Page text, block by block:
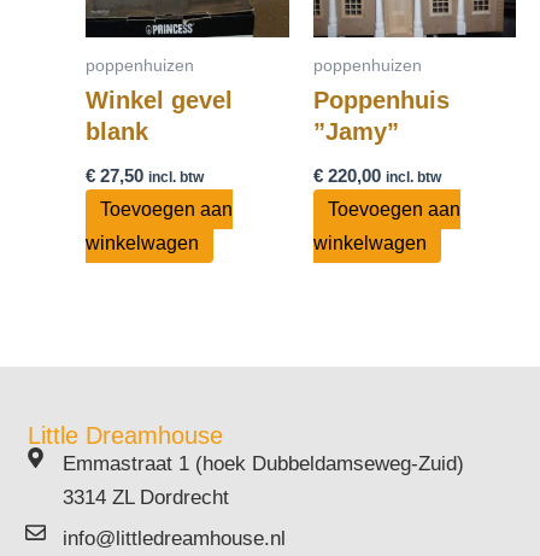
poppenhuizen
Winkel gevel
blank
€ 27,50 incl. btw
Toevoegen aan
winkelwagen
poppenhuizen
Poppenhuis
”Jamy”
€220,00 incl. btw
Toevoegen aan
winkelwagen
Little Dreamhouse
Emmastraat 1 (hoek Dubbeldamseweg-Zuid)
3314 ZL Dordrecht
info@littledreamhouse.nl